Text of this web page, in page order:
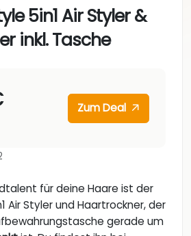
5in1 Air Styler &
inkl. Tasche
Zum Deal
für deine Haare ist der
Air Styler und Haartrockner, der
gerade um